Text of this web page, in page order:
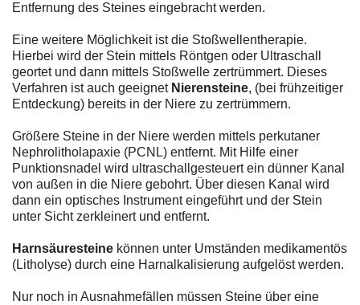
Entfernung des Steines eingebracht werden.
Eine weitere Möglichkeit ist die Stoßwellentherapie.
Hierbei wird der Stein mittels Röntgen oder Ultraschall
geortet und dann mittels Stoßwelle zertrümmert. Dieses
Verfahren ist auch geeignet Nierensteine, (bei frühzeitiger
Entdeckung) bereits in der Niere zu zertrümmern.
Größere Steine in der Niere werden mittels perkutaner
Nephrolitholapaxie (PCNL) entfernt. Mit Hilfe einer
Punktionsnadel wird ultraschallgesteuert ein dünner Kanal
von außen in die Niere gebohrt. Über diesen Kanal wird
dann ein optisches Instrument eingeführt und der Stein
unter Sicht zerkleinert und entfernt.
Harnsäuresteine können unter Umständen medikamentös
(Litholyse) durch eine Harnalkalisierung aufgelöst werden.
Nur noch in Ausnahmefällen müssen Steine über eine